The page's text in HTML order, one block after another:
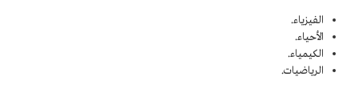
الفيزياء.
الأحياء.
الكيمياء.
الرياضيات.